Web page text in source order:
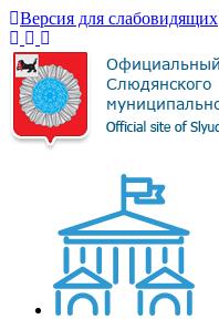
Версия для слабовидящих